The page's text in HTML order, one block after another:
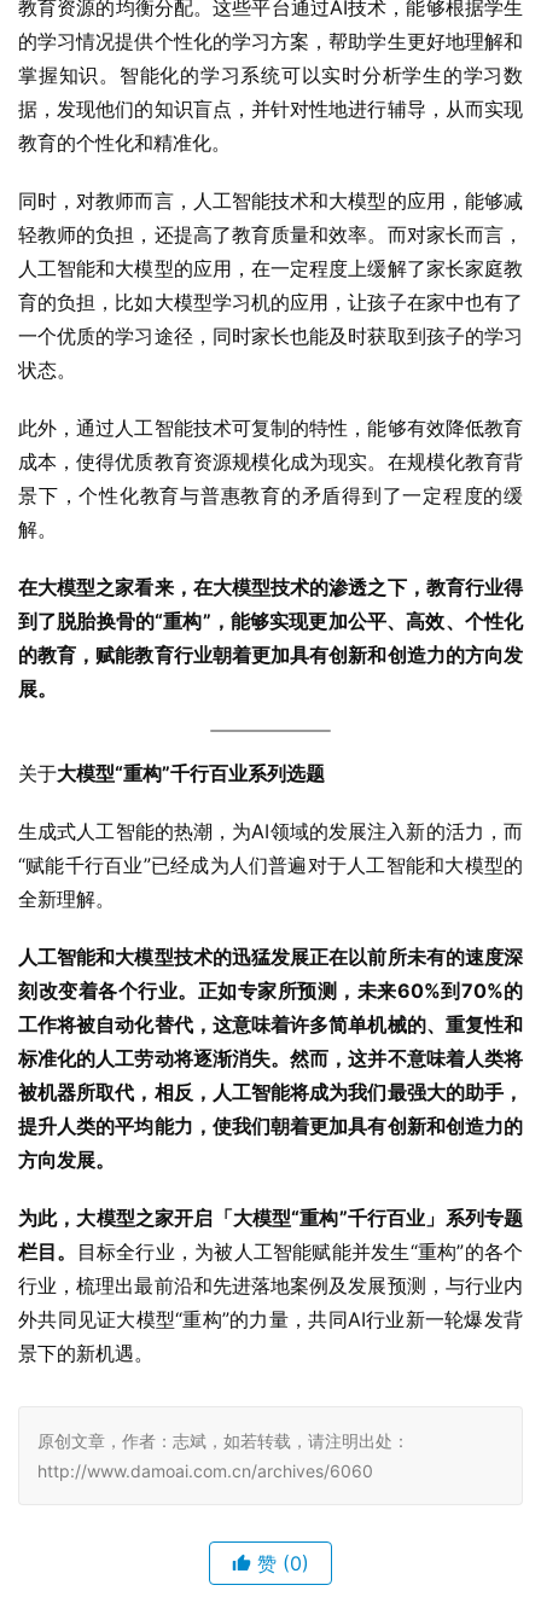
教育资源的均衡分配。这些平台通过AI技术，能够根据学生
的学习情况提供个性化的学习方案，帮助学生更好地理解和
掌握知识。智能化的学习系统可以实时分析学生的学习数
据，发现他们的知识盲点，并针对性地进行辅导，从而实现
教育的个性化和精准化。
同时，对教师而言，人工智能技术和大模型的应用，能够减
轻教师的负担，还提高了教育质量和效率。而对家长而言，
人工智能和大模型的应用，在一定程度上缓解了家长家庭教
育的负担，比如大模型学习机的应用，让孩子在家中也有了
一个优质的学习途径，同时家长也能及时获取到孩子的学习
状态。
此外，通过人工智能技术可复制的特性，能够有效降低教育
成本，使得优质教育资源规模化成为现实。在规模化教育背
景下，个性化教育与普惠教育的矛盾得到了一定程度的缓
解。
在大模型之家看来，在大模型技术的渗透之下，教育行业得
到了脱胎换骨的“重构”，能够实现更加公平、高效、个性化
的教育，赋能教育行业朝着更加具有创新和创造力的方向发
展。
关于大模型“重构”千行百业系列选题
生成式人工智能的热潮，为AI领域的发展注入新的活力，而
“赋能千行百业”已经成为人们普遍对于人工智能和大模型的
全新理解。
人工智能和大模型技术的迅猛发展正在以前所未有的速度深
刻改变着各个行业。正如专家所预测，未来60%到70%的
工作将被自动化替代，这意味着许多简单机械的、重复性和
标准化的人工劳动将逐渐消失。然而，这并不意味着人类将
被机器所取代，相反，人工智能将成为我们最强大的助手，
提升人类的平均能力，使我们朝着更加具有创新和创造力的
方向发展。
为此，大模型之家开启「大模型“重构”千行百业」系列专题
栏目。
目标全行业，为被人工智能赋能并发生“重构”的各个
行业，梳理出最前沿和先进落地案例及发展预测，与行业内
外共同见证大模型“重构”的力量，共同AI行业新一轮爆发背
景下的新机遇。
原创文章，作者：志斌，如若转载，请注明出处：
http://www.damoai.com.cn/archives/6060
赞 (0)